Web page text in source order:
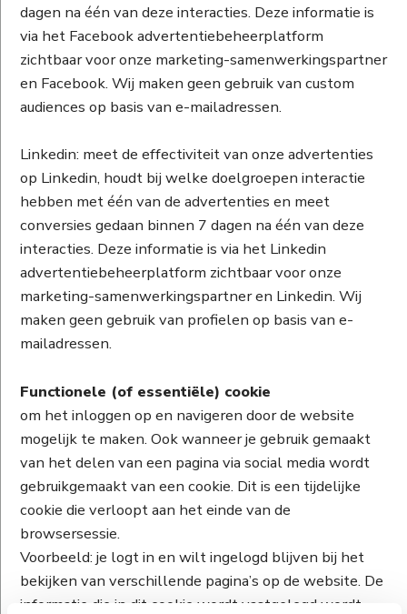
dagen na één van deze interacties. Deze informatie is
via het Facebook advertentiebeheerplatform
zichtbaar voor onze marketing-samenwerkingspartner
en Facebook. Wij maken geen gebruik van custom
audiences op basis van e-mailadressen.
Linkedin: meet de effectiviteit van onze advertenties
op Linkedin, houdt bij welke doelgroepen interactie
hebben met één van de advertenties en meet
conversies gedaan binnen 7 dagen na één van deze
interacties. Deze informatie is via het Linkedin
advertentiebeheerplatform zichtbaar voor onze
marketing-samenwerkingspartner en Linkedin. Wij
maken geen gebruik van profielen op basis van e-
mailadressen.
Functionele (of essentiële) cookie
om het inloggen op en navigeren door de website
mogelijk te maken. Ook wanneer je gebruik gemaakt
van het delen van een pagina via social media wordt
gebruikgemaakt van een cookie. Dit is een tijdelijke
cookie die verloopt aan het einde van de
browsersessie.
Voorbeeld: je logt in en wilt ingelogd blijven bij het
bekijken van verschillende pagina’s op de website. De
informatie die in dit cookie wordt vastgelegd wordt